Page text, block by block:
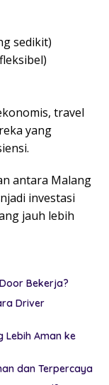
sedikit)
travel
yang
antara Malang
investasi
jauh lebih
Bekerja?
Driver
Lebih Aman ke
dan Terpercaya